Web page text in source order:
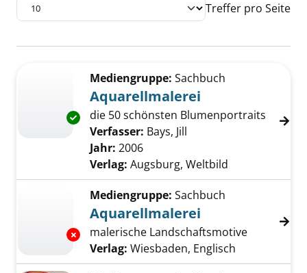
Treffer pro Seite
Zu den Suchfiltern springen
Exemplar-Details von Aquarellmalerei
Mediengruppe: Sachbuch
Aquarellmalerei
die 50 schönsten Blumenportraits
Verfasser: Bays, Jill
Jahr: 2006
Verlag: Augsburg, Weltbild
Exemplar-Details von Aquarellmalerei
Mediengruppe: Sachbuch
Aquarellmalerei
malerische Landschaftsmotive
Suche nach diesem Verfasser
Verlag: Wiesbaden, Englisch